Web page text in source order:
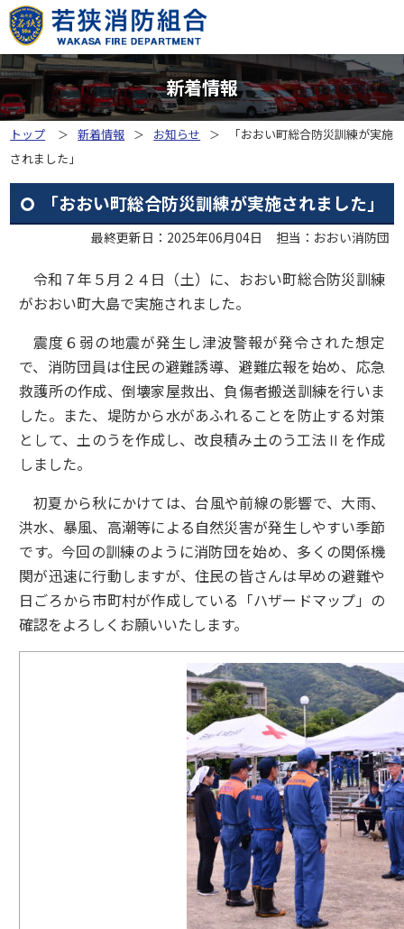
新着情報
トップ 新着情報 お知らせ
「おおい町総合防災訓練が実施
されました」
「おおい町総合防災訓練が実施されました」
最終更新日：2025年06月04日 担当：おおい消防団
令和７年５月２４日（土）に、おおい町総合防災訓練
がおおい町大島で実施されました。
震度６弱の地震が発生し津波警報が発令された想定
で、消防団員は住民の避難誘導、避難広報を始め、応急
救護所の作成、倒壊家屋救出、負傷者搬送訓練を行いま
した。また、堤防から水があふれることを防止する対策
として、土のうを作成し、改良積み土のう工法Ⅱを作成
しました。
初夏から秋にかけては、台風や前線の影響で、大雨、
洪水、暴風、高潮等による自然災害が発生しやすい季節
です。今回の訓練のように消防団を始め、多くの関係機
関が迅速に行動しますが、住民の皆さんは早めの避難や
日ごろから市町村が作成している「ハザードマップ」の
確認をよろしくお願いいたします。